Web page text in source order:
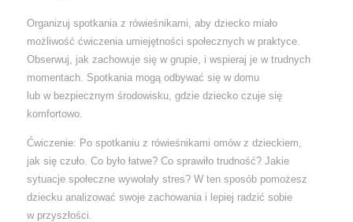
Organizuj spotkania z rówieśnikami, aby dziecko miało
możliwość ćwiczenia umiejętności społecznych w praktyce.
Obserwuj, jak zachowuje się w grupie, i wspieraj je w trudnych
momentach. Spotkania mogą odbywać się w domu
lub w bezpiecznym środowisku, gdzie dziecko czuje się
komfortowo.
Ćwiczenie: Po spotkaniu z rówieśnikami omów z dzieckiem,
jak się czuło. Co było łatwe? Co sprawiło trudność? Jakie
sytuacje społeczne wywołały stres? W ten sposób pomożesz
dziecku analizować swoje zachowania i lepiej radzić sobie
w przyszłości.